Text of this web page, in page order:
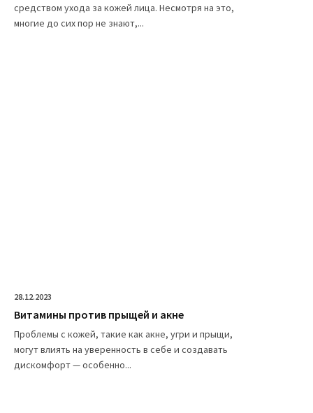
средством ухода за кожей лица. Несмотря на это,
многие до сих пор не знают,...
28.12.2023
Витамины против прыщей и акне
Проблемы с кожей, такие как акне, угри и прыщи,
могут влиять на уверенность в себе и создавать
дискомфорт — особенно...